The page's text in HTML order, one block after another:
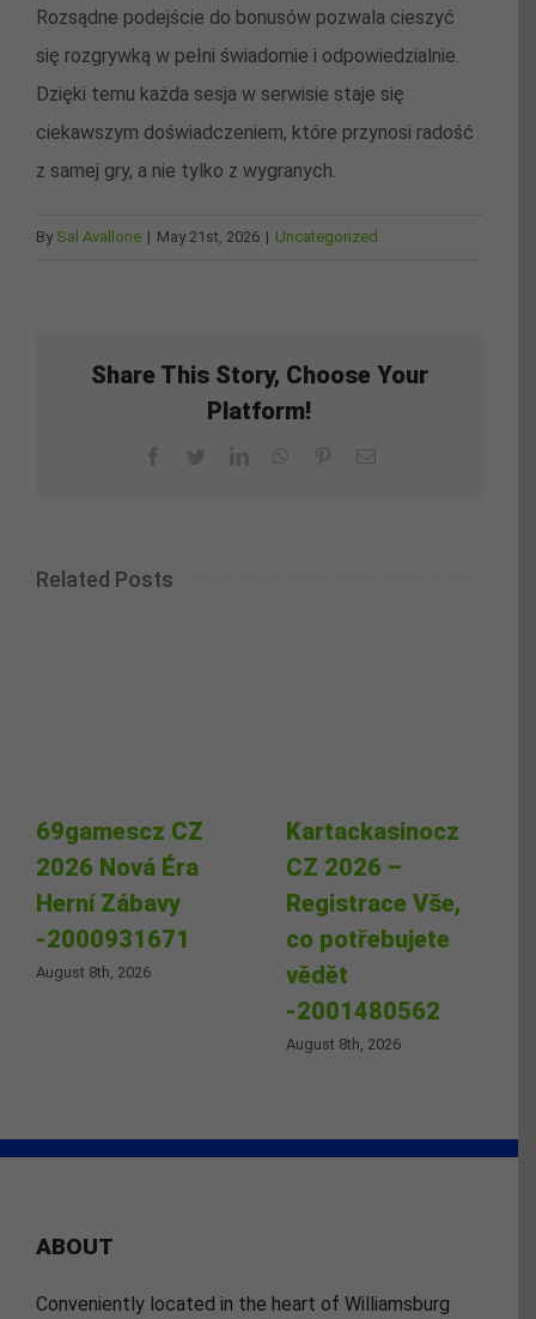
Rozsądne podejście do bonusów pozwala cieszyć
się rozgrywką w pełni świadomie i odpowiedzialnie.
Dzięki temu każda sesja w serwisie staje się
ciekawszym doświadczeniem, które przynosi radość
z samej gry, a nie tylko z wygranych.
By Sal Avallone | May 21st, 2026 | Uncategorized
Share This Story, Choose Your
Platform!
Related Posts
69gamescz CZ
2026 Nová Éra
Herní Zábavy
-2000931671
August 8th, 2026
Kartackasinocz
CZ 2026 –
Registrace Vše,
co potřebujete
vědět
-2001480562
August 8th, 2026
ABOUT
Conveniently located in the heart of Williamsburg